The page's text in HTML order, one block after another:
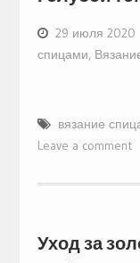
29 июля 2020
спицами,
вязание
Leave a comment
Уход за